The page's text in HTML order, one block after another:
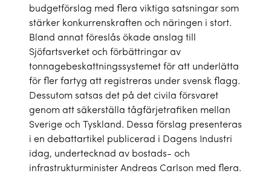
budgetförslag med flera viktiga satsningar som
stärker konkurrenskraften och näringen i stort.
Bland annat föreslås ökade anslag till
Sjöfartsverket och förbättringar av
tonnagebeskattningssystemet för att underlätta
för fler fartyg att registreras under svensk flagg.
Dessutom satsas det på det civila försvaret
genom att säkerställa tågfärjetrafiken mellan
Sverige och Tyskland. Dessa förslag presenteras
i en debattartikel publicerad i Dagens Industri
idag, undertecknad av bostads- och
infrastrukturminister Andreas Carlson med flera.